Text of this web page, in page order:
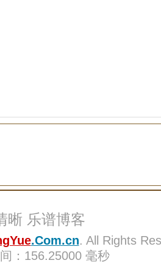
晰 乐谱博客
.Com.cn. All Rights
：156.25000 毫秒